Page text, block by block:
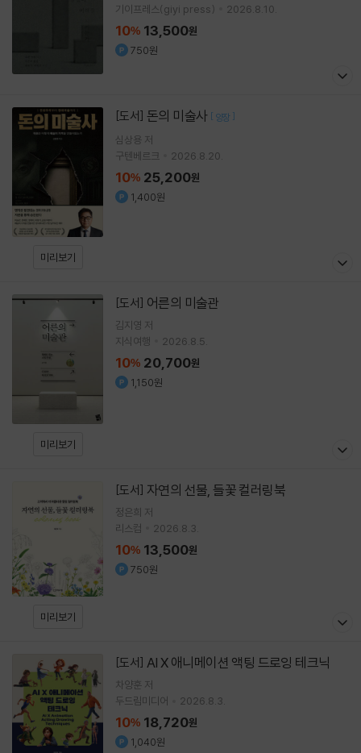
기이프레스(giyi press)
2026.8.10.
10% 13,500원
750원
미리보기
[도서] 돈의 미술사 [ 양장 ]
심상용 저
구텐베르크
2026.8.20.
10% 25,200원
1,400원
미리보기
[도서] 어른의 미술관
김지영 저
지식여행
2026.8.5.
10% 20,700원
1,150원
미리보기
[도서] 자연의 선물, 들꽃 컬러링북
정은희 저
리스컴
2026.8.3.
10% 13,500원
750원
[도서] AI X 애니메이션 액팅 드로잉 테크닉
차양훈 저
두드림미디어
2026.8.3.
10% 18,720원
1,040원